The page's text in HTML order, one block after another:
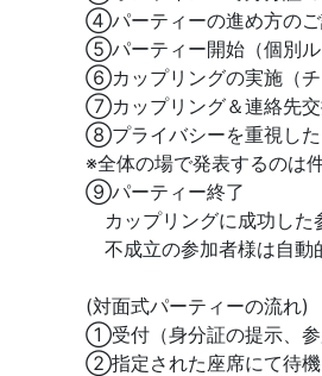
④パーティーの進め方の
⑤パーティー開始（個別ル
⑥カップリングの実施（チ
⑦カップリング＆連絡先交
⑧プライバシーを重視した
※全体の場で発表するのは
⑨パーティー終了
カップリングに成功した
不成立の参加者様は自動
(対面式パーティーの流れ)
①受付（身分証の提示、参
②指定された座席にて待